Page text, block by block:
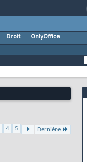
Droit
OnlyOffice
4 5 Dernière